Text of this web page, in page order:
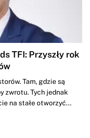
TFI: Przyszły rok
Tam, gdzie są
zwrotu. Tych jednak
na stałe otworzyć...